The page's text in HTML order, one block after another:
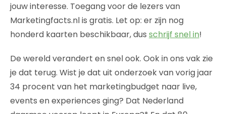
jouw interesse. Toegang voor de lezers van
Marketingfacts.nl is gratis. Let op: er zijn nog
honderd kaarten beschikbaar, dus schrijf snel in!
De wereld verandert en snel ook. Ook in ons vak zie
je dat terug. Wist je dat uit onderzoek van vorig jaar
34 procent van het marketingbudget naar live,
events en experiences ging? Dat Nederland